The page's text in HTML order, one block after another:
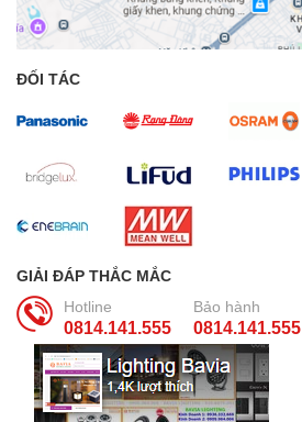
ĐỐI TÁC
GIẢI ĐÁP THẮC MẮC
Hotline
0814.141.555
Bảo hành
0814.141.555